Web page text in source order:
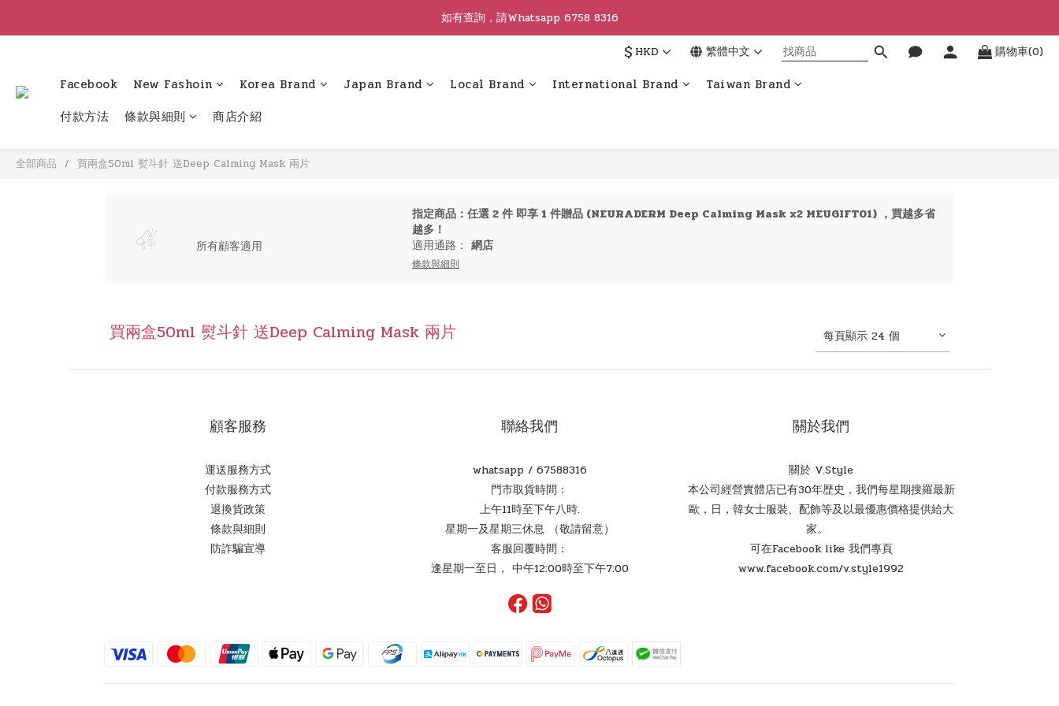
如有查詢，請Whatsapp 6758 8316
$ HKD 繁體中文 購物車(0)
Facebook New Fashoin Korea Brand Japan Brand Local Brand International Brand
Taiwan Brand
付款方法
條款與細則 商店介紹
全部商品 買兩盒50ml 熨斗針 送Deep Calming Mask 兩片
所有顧客適用
指定商品：任選 2 件 即享 1 件贈品 (NEURADERM Deep Calming Mask x2 MEUGIFT01) ，買越多省
越多！
適用通路： 網店
條款與細則
買兩盒50ml 熨斗針 送Deep Calming Mask 兩片 每頁顯示 24 個
顧客服務
運送服務方式
付款服務方式
退換貨政策
條款與細則
防詐騙宣導
聯絡我們
whatsapp / 67588316
門市取貨時間：
上午11時至下午八時.
星期一及星期三休息 （敬請留意）
客服回覆時間：
逢星期一至日， 中午12:00時至下午7:00
關於我們
關於 V.Style
本公司經營實體店已有30年歴史，我們每星期搜羅最新
歐，日，韓女士服裝、配飾等及以最優惠價格提供給大
家。
可在Facebook like 我們專頁
www.facebook.com/v.style1992